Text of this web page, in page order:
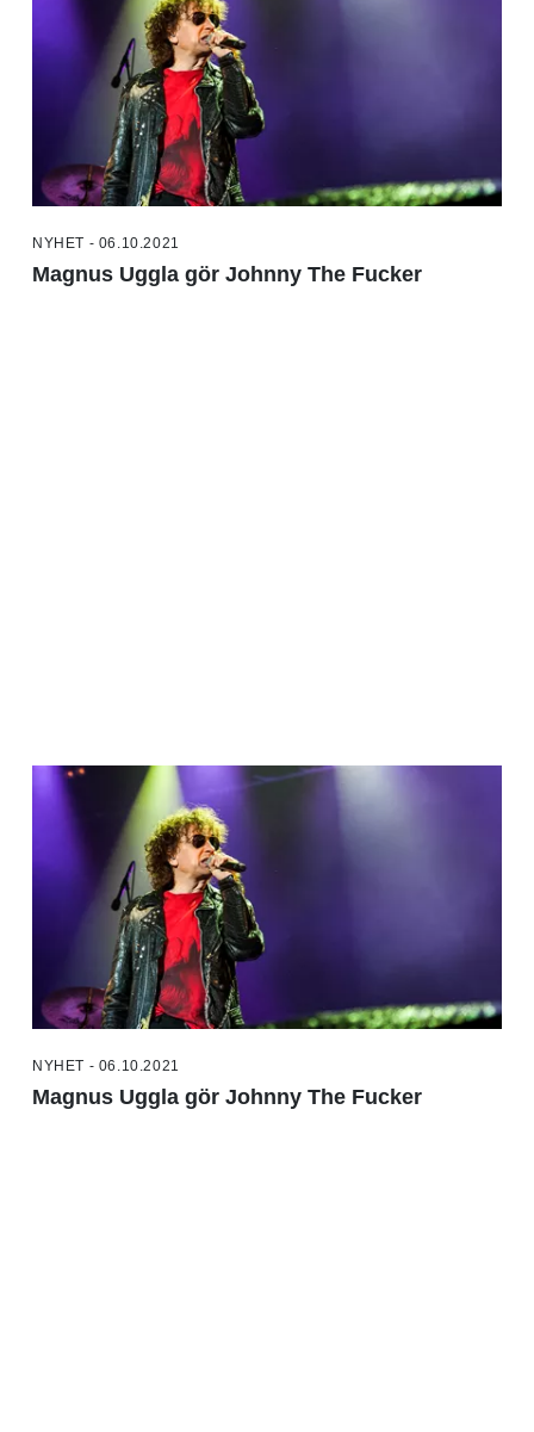
NYHET - 06.10.2021
Magnus Uggla gör Johnny The Fucker
NYHET - 06.10.2021
Magnus Uggla gör Johnny The Fucker